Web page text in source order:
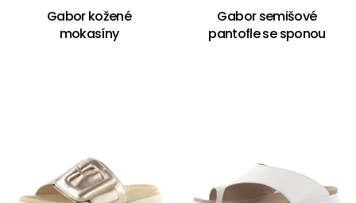
Gabor kožené
mokasíny
Gabor semišové
pantofle se sponou